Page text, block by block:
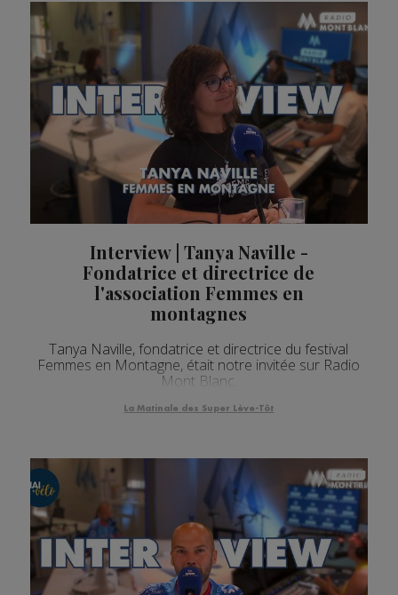
Interview | Tanya Naville -
Fondatrice et directrice de
l'association Femmes en
montagnes
Tanya Naville, fondatrice et directrice du festival
Femmes en Montagne, était notre invitée sur Radio
Mont Blanc.
La Matinale des Super Lève-Tôt